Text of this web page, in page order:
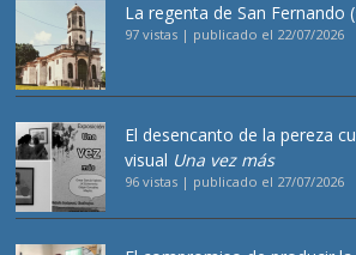
La regenta de San Fernando
97 vistas | publicado el 22/07/2026
El desencanto de la pereza
visual Una vez más
96 vistas | publicado el 27/07/2026